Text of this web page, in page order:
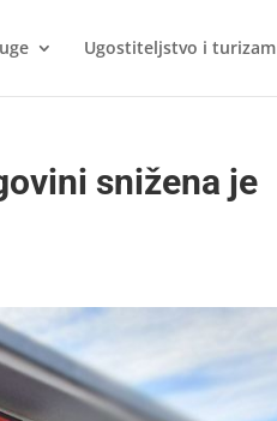
Ugostiteljstvo i turizam
snižena je